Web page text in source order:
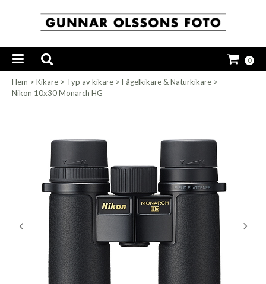
0
Hem > Kikare > Typ av kikare > Fågelkikare & Naturkikare >
Nikon 10x30 Monarch HG